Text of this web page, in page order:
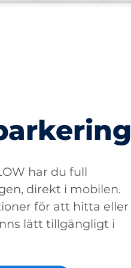
har du full
direkt i mobilen.
för att hitta eller
lätt tillgängligt i